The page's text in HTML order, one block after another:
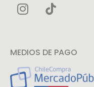
MEDIOS DE PAGO